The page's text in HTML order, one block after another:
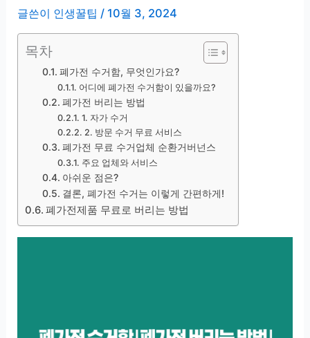
글쓴이 인생꿀팁 / 10월 3, 2024
목차
폐가전 수거함, 무엇인가요?
어디에 폐가전 수거함이 있을까요?
폐가전 버리는 방법
1. 자가 수거
2. 방문 수거 무료 서비스
폐가전 무료 수거업체 순환거버넌스
주요 업체와 서비스
아쉬운 점은?
결론, 폐가전 수거는 이렇게 간편하게!
폐가전제품 무료로 버리는 방법